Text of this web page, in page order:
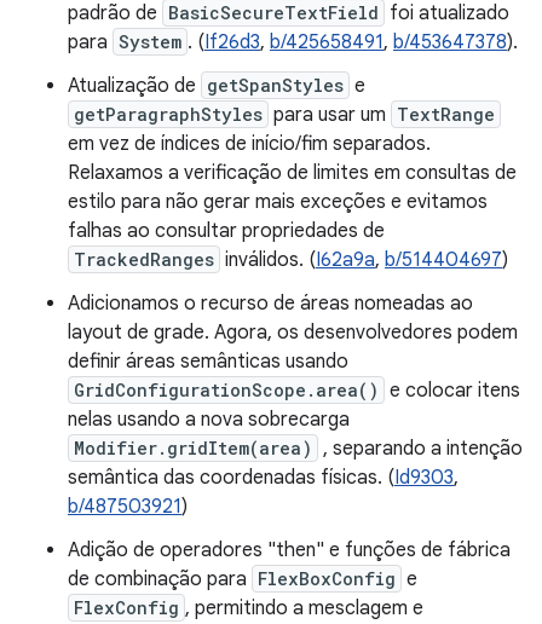
padrão de BasicSecureTextField foi atualizado
para System . (If26d3, b/425658491, b/453647378).
Atualização de getSpanStyles e
getParagraphStyles para usar um TextRange
em vez de índices de início/fim separados.
Relaxamos a verificação de limites em consultas de
estilo para não gerar mais exceções e evitamos
falhas ao consultar propriedades de
TrackedRanges inválidos. (I62a9a, b/514404697)
Adicionamos o recurso de áreas nomeadas ao
layout de grade. Agora, os desenvolvedores podem
definir áreas semânticas usando
GridConfigurationScope.area() e colocar itens
nelas usando a nova sobrecarga
Modifier.gridItem(area) , separando a intenção
semântica das coordenadas físicas. (Id9303,
b/487503921)
Adição de operadores "then" e funções de fábrica
de combinação para FlexBoxConfig e
FlexConfig , permitindo a mesclagem e